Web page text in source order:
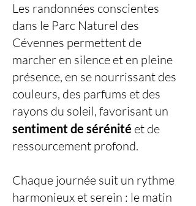
Les randonnées conscientes
dans le Parc Naturel des
Cévennes permettent de
marcher en silence et en pleine
présence, en se nourrissant des
couleurs, des parfums et des
rayons du soleil, favorisant un
sentiment de sérénité et de
ressourcement profond.
Chaque journée suit un rythme
harmonieux et serein : le matin